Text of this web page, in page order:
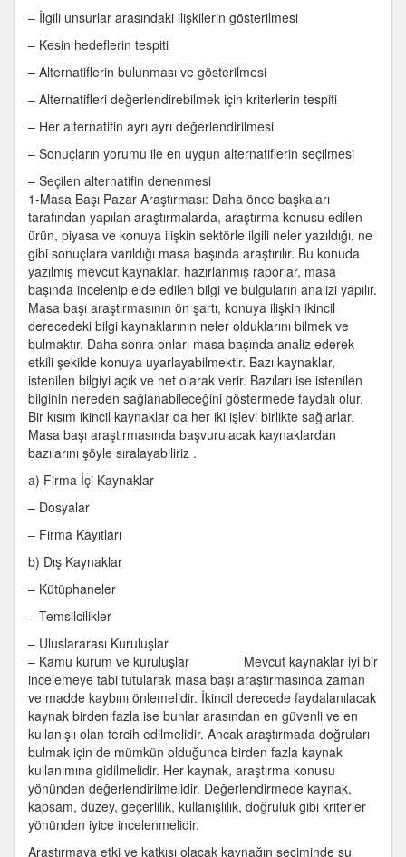
– İlgili unsurlar arasındaki ilişkilerin gösterilmesi
– Kesin hedeflerin tespiti
– Alternatiflerin bulunması ve gösterilmesi
– Alternatifleri değerlendirebilmek için kriterlerin tespiti
– Her alternatifin ayrı ayrı değerlendirilmesi
– Sonuçların yorumu ile en uygun alternatiflerin seçilmesi
– Seçilen alternatifin denenmesi
1-Masa Başı Pazar Araştırması: Daha önce başkaları
tarafından yapılan araştırmalarda, araştırma konusu edilen
ürün, piyasa ve konuya ilişkin sektörle ilgili neler yazıldığı, ne
gibi sonuçlara varıldığı masa başında araştırılır. Bu konuda
yazılmış mevcut kaynaklar, hazırlanmış raporlar, masa
başında incelenip elde edilen bilgi ve bulguların analizi yapılır.
Masa başı araştırmasının ön şartı, konuya ilişkin ikincil
derecedeki bilgi kaynaklarının neler olduklarını bilmek ve
bulmaktır. Daha sonra onları masa başında analiz ederek
etkili şekilde konuya uyarlayabilmektir. Bazı kaynaklar,
istenilen bilgiyi açık ve net olarak verir. Bazıları ise istenilen
bilginin nereden sağlanabileceğini göstermede faydalı olur.
Bir kısım ikincil kaynaklar da her iki işlevi birlikte sağlarlar.
Masa başı araştırmasında başvurulacak kaynaklardan
bazılarını şöyle sıralayabiliriz .
a) Firma İçi Kaynaklar
– Dosyalar
– Firma Kayıtları
b) Dış Kaynaklar
– Kütüphaneler
– Temsilcilikler
– Uluslararası Kuruluşlar
– Kamu kurum ve kuruluşlar Mevcut kaynaklar iyi bir
incelemeye tabi tutularak masa başı araştırmasında zaman
ve madde kaybını önlemelidir. İkincil derecede faydalanılacak
kaynak birden fazla ise bunlar arasından en güvenli ve en
kullanışlı olan tercih edilmelidir. Ancak araştırmada doğruları
bulmak için de mümkün olduğunca birden fazla kaynak
kullanımına gidilmelidir. Her kaynak, araştırma konusu
yönünden değerlendirilmelidir. Değerlendirmede kaynak,
kapsam, düzey, geçerlilik, kullanışlılık, doğruluk gibi kriterler
yönünden iyice incelenmelidir.
Araştırmaya etki ve katkısı olacak kaynağın seçiminde şu